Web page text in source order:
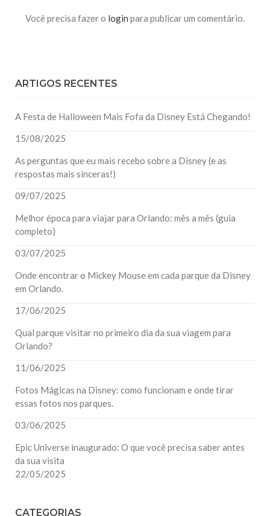
Você precisa fazer o login para publicar um comentário.
ARTIGOS RECENTES
A Festa de Halloween Mais Fofa da Disney Está Chegando!
15/08/2025
As perguntas que eu mais recebo sobre a Disney (e as
respostas mais sinceras!)
09/07/2025
Melhor época para viajar para Orlando: mês a mês (guia
completo)
03/07/2025
Onde encontrar o Mickey Mouse em cada parque da Disney
em Orlando.
17/06/2025
Qual parque visitar no primeiro dia da sua viagem para
Orlando?
11/06/2025
Fotos Mágicas na Disney: como funcionam e onde tirar
essas fotos nos parques.
03/06/2025
Epic Universe inaugurado: O que você precisa saber antes
da sua visita
22/05/2025
CATEGORIAS